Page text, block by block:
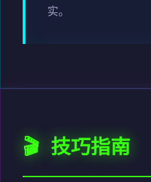
实。
🎬 技巧指南